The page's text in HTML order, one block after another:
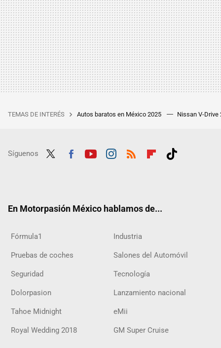
TEMAS DE INTERÉS Autos baratos en México 2025 Nissan V-Drive
Síguenos
En Motorpasión México hablamos de...
Fórmula1 Industria
Pruebas de coches Salones del Automóvil
Seguridad Tecnología
Dolorpasion Lanzamiento nacional
Tahoe Midnight eMii
Royal Wedding 2018 GM Super Cruise